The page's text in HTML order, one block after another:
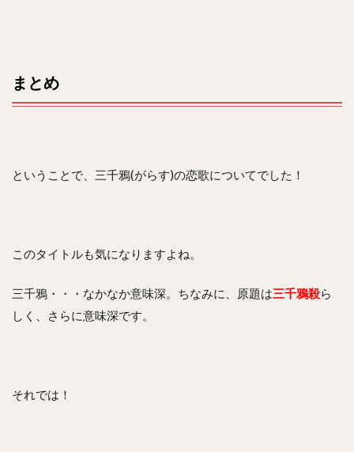
まとめ
ということで、三千鴉(がらす)の恋歌についてでした！
このタイトルも気になりますよね。
三千鴉・・・なかなか意味深。ちなみに、原題は三千鴉殺ら
しく、さらに意味深です。
それでは！